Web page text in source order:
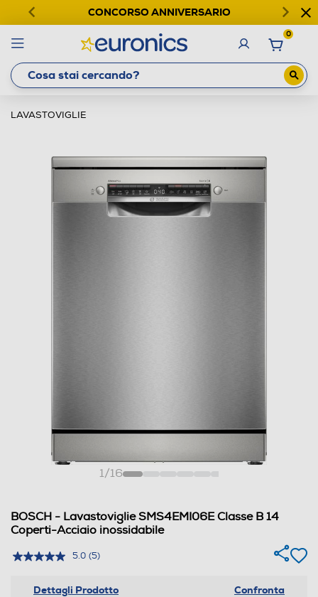
CONCORSO ANNIVERSARIO
0
LAVASTOVIGLIE
1/16
BOSCH - Lavastoviglie SMS4EMI06E Classe B 14
Coperti-Acciaio inossidabile
5.0 (5)
Dettagli Prodotto Confronta